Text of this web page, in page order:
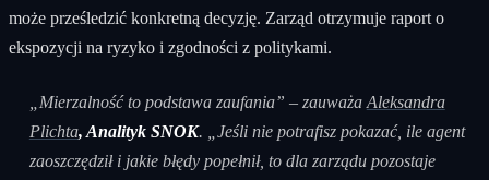
może prześledzić konkretną decyzję. Zarząd otrzymuje raport o
ekspozycji na ryzyko i zgodności z politykami.
„Mierzalność to podstawa zaufania” – zauważa Aleksandra
Plichta, Analityk SNOK. „Jeśli nie potrafisz pokazać, ile agent
zaoszczędził i jakie błędy popełnił, to dla zarządu pozostaje